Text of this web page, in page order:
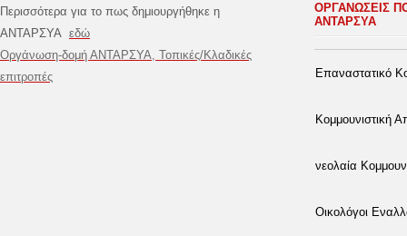
Περισσότερα για το πως δημιουργήθηκε η
ΑΝΤΑΡΣΥΑ εδώ
Οργάνωση-δομή ΑΝΤΑΡΣΥΑ, Τοπικές/Κλαδικές
επιτροπές
ΟΡΓΑΝΩΣΕΙΣ
ΑΝΤΑΡΣΥΑ
Επαναστατικό
Κομμουνιστική
νεολαία
Οικολόγοι